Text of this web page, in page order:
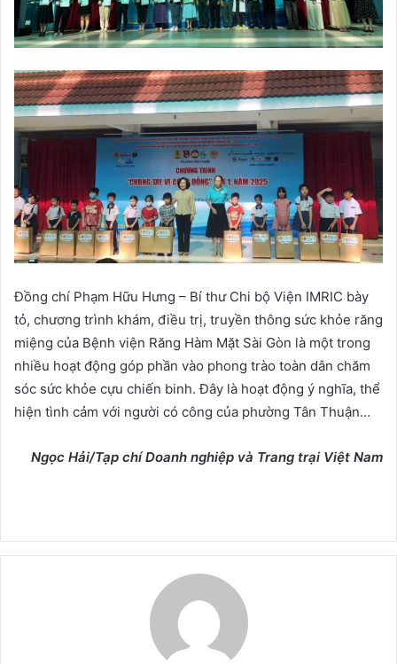
Đồng chí Phạm Hữu Hưng – Bí thư Chi bộ Viện IMRIC bày
tỏ, chương trình khám, điều trị, truyền thông sức khỏe răng
miệng của Bệnh viện Răng Hàm Mặt Sài Gòn là một trong
nhiều hoạt động góp phần vào phong trào toàn dân chăm
sóc sức khỏe cựu chiến binh. Đây là hoạt động ý nghĩa, thể
hiện tình cảm với người có công của phường Tân Thuận…
Ngọc Hải/Tạp chí Doanh nghiệp và Trang trại Việt Nam